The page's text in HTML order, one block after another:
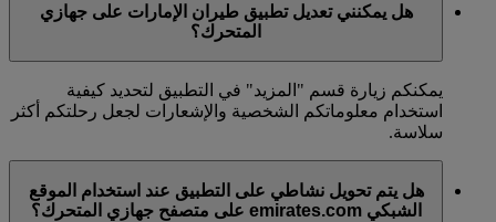
هل يمكنني تعديل تطبيق طيران الإمارات على جهازي
المتحرك؟
يمكنكم زيارة قسم "المزيد" في التطبيق لتحديد كيفية
استخدام معلوماتكم الشخصية والإشعارات لجعل رحلتكم أكثر
سلاسة.
هل يتم تحويل نشاطي على التطبيق عند استخدام الموقع
الشبكي emirates.com على متصفح جهازي المتحرك؟